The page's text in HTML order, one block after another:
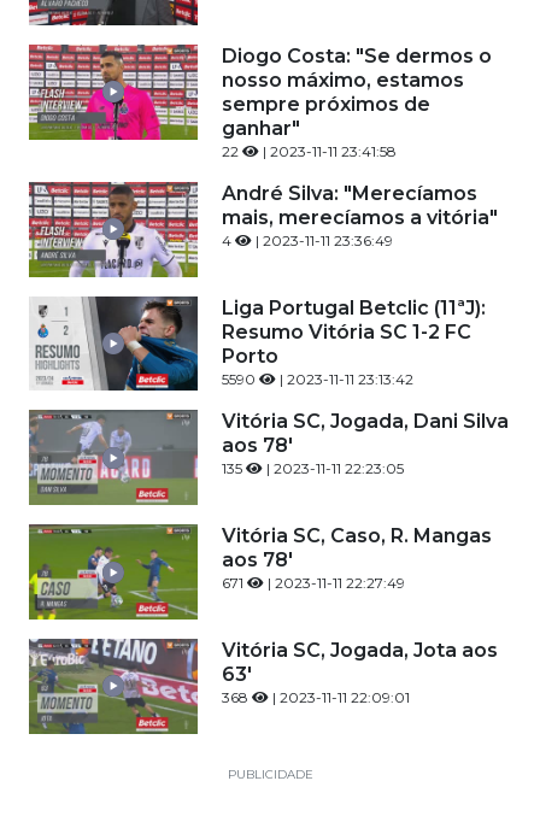
Diogo Costa: "Se dermos o
nosso máximo, estamos
sempre próximos de
ganhar"
22 | 2023-11-11 23:41:58
André Silva: "Merecíamos
mais, merecíamos a vitória"
4 | 2023-11-11 23:36:49
Liga Portugal Betclic (11ªJ):
Resumo Vitória SC 1-2 FC
Porto
5590 | 2023-11-11 23:13:42
Vitória SC, Jogada, Dani Silva
aos 78'
135 | 2023-11-11 22:23:05
Vitória SC, Caso, R. Mangas
aos 78'
671 | 2023-11-11 22:27:49
Vitória SC, Jogada, Jota aos
63'
368 | 2023-11-11 22:09:01
PUBLICIDADE